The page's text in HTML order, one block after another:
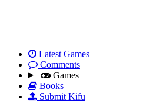
Latest Games
Comments
Games
Books
Submit Kifu